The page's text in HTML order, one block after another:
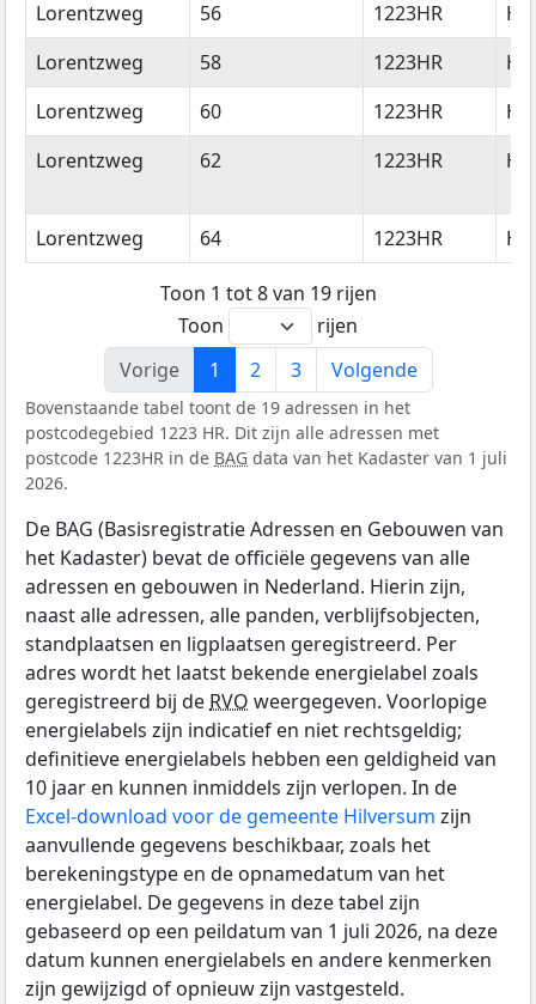
Lorentzweg
56 1223HR
Lorentzweg
58 1223HR
Lorentzweg
60 1223HR
Lorentzweg
62 1223HR
Lorentzweg 64 1223HR
Toon 1 tot 8 van 19 rijen
Toon
rijen
Vorige
1 2 3 Volgende
Bovenstaande tabel toont de 19 adressen in het
postcodegebied 1223 HR. Dit zijn alle adressen met
postcode 1223HR in de BAG data van het Kadaster van 1 juli
2026.
De BAG (Basisregistratie Adressen en Gebouwen van
het Kadaster) bevat de officiële gegevens van alle
adressen en gebouwen in Nederland. Hierin zijn,
naast alle adressen, alle panden, verblijfsobjecten,
standplaatsen en ligplaatsen geregistreerd. Per
adres wordt het laatst bekende energielabel zoals
geregistreerd bij de RVO weergegeven. Voorlopige
energielabels zijn indicatief en niet rechtsgeldig;
definitieve energielabels hebben een geldigheid van
10 jaar en kunnen inmiddels zijn verlopen. In de
Excel-download voor de gemeente Hilversum zijn
aanvullende gegevens beschikbaar, zoals het
berekeningstype en de opnamedatum van het
energielabel. De gegevens in deze tabel zijn
gebaseerd op een peildatum van 1 juli 2026, na deze
datum kunnen energielabels en andere kenmerken
zijn gewijzigd of opnieuw zijn vastgesteld.